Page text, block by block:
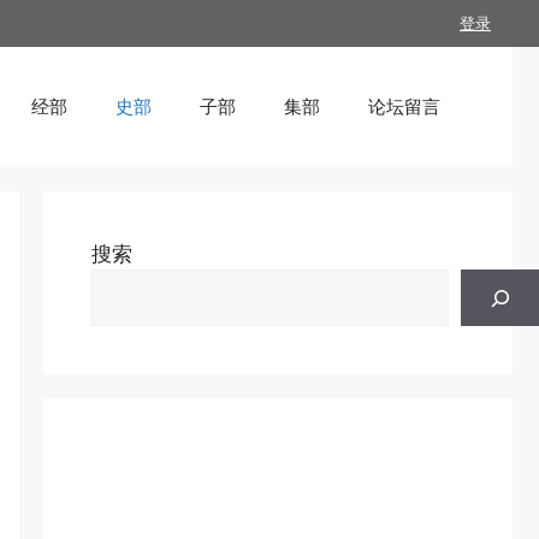
登录
经部 史部 子部 集部 论坛留言
搜索